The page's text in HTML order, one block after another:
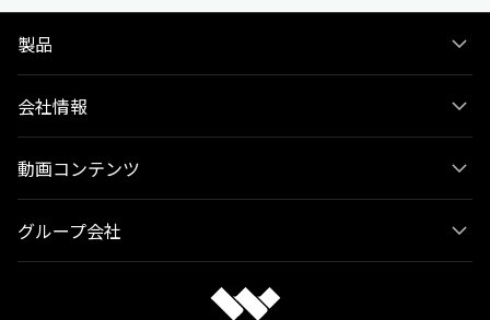
製品
会社情報
動画コンテンツ
グループ会社